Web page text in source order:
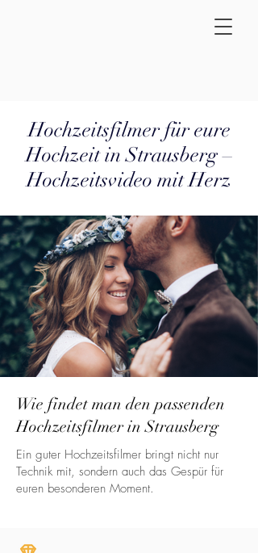
Hochzeitsfilmer für eure
Hochzeit in Strausberg –
Hochzeitsvideo mit Herz
Wie findet man den passenden
Hochzeitsfilmer in Strausberg
Ein guter Hochzeitsfilmer bringt nicht nur
Technik mit, sondern auch das Gespür für
euren besonderen Moment.